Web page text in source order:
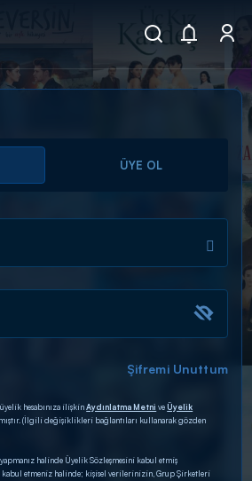
ÜYE OL
Şifremi Unuttum
hesabınıza ilişkinAydınlatma Metni veÜyelik
(İlgili değişiklikleri bağlantıları kullanarak gözden
yapmanız halinde Üyelik Sözleşmesini kabul etmiş
kabul etmeniz halinde; kişisel verilerinizin, Grup Şirketleri